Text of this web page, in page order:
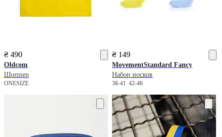
₴ 490
Oldcom
Шоппер
ONESIZE
₴ 149
MovementStandard Fancy
Набор носков
38-4142-46